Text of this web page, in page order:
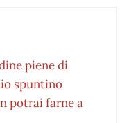
piene di
spuntino
potrai farne a